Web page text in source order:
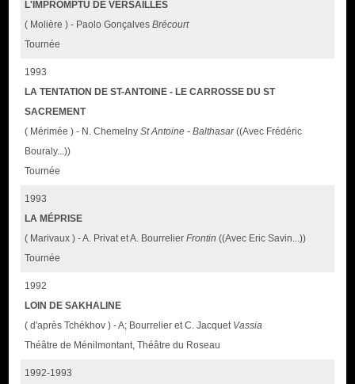
L'IMPROMPTU DE VERSAILLES
( Molière ) - Paolo GonçalvesBrécourt
Tournée
1993
LA TENTATION DE ST-ANTOINE - LE CARROSSE DU ST
SACREMENT
( Mérimée ) - N. ChemelnySt Antoine - Balthasar((Avec Frédéric
Bouraly...))
Tournée
1993
LA MÉPRISE
( Marivaux ) - A. Privat et A. BourrelierFrontin ((Avec Eric Savin...))
Tournée
1992
LOIN DE SAKHALINE
( d'après Tchékhov ) - A; Bourrelier et C. Jacquet Vassia
Théâtre de Ménilmontant, Théâtre du Roseau
1992-1993